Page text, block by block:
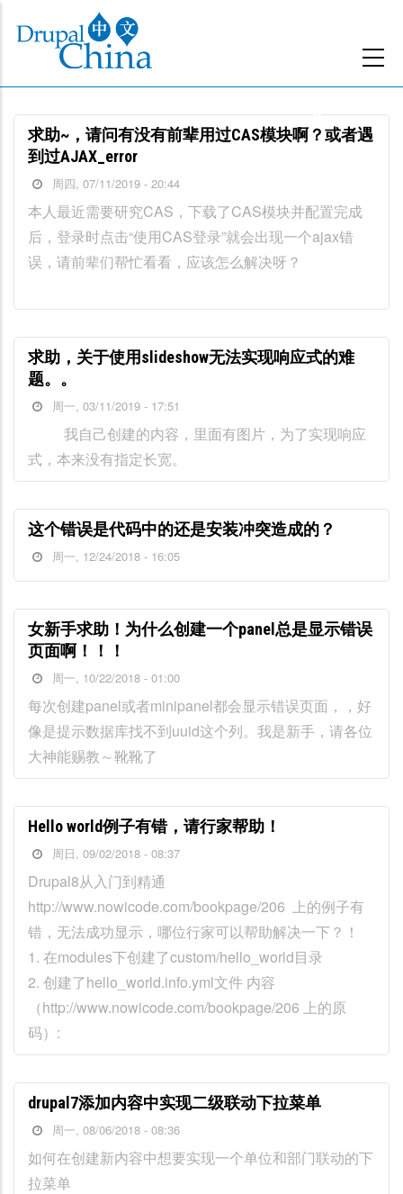
主
要
求助~，请问有没有前辈用过CAS模块啊？或者遇
到过AJAX_error
周四, 07/11/2019 - 20:44
本人最近需要研究CAS，下载了CAS模块并配置完成
后，登录时点击“使用CAS登录”就会出现一个ajax错
误，请前辈们帮忙看看，应该怎么解决呀？
求助，关于使用slideshow无法实现响应式的难
题。。
周一, 03/11/2019 - 17:51
我自己创建的内容，里面有图片，为了实现响应
式，本来没有指定长宽。
这个错误是代码中的还是安装冲突造成的？
周一, 12/24/2018 - 16:05
女新手求助！为什么创建一个panel总是显示错误
页面啊！！！
周一, 10/22/2018 - 01:00
每次创建panel或者minipanel都会显示错误页面，，好
像是提示数据库找不到uuid这个列。我是新手，请各位
大神能赐教～靴靴了
Hello world例子有错，请行家帮助！
周日, 09/02/2018 - 08:37
Drupal8从入门到精通
http://www.nowicode.com/bookpage/206 上的例子有
错，无法成功显示，哪位行家可以帮助解决一下？！
1. 在modules下创建了custom/hello_world目录
2. 创建了hello_world.info.yml文件 内容
（http://www.nowicode.com/bookpage/206 上的原
码）:
drupal7添加内容中实现二级联动下拉菜单
周一, 08/06/2018 - 08:36
如何在创建新内容中想要实现一个单位和部门联动的下
拉菜单